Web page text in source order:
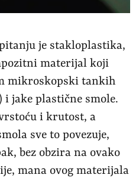
je stakloplastika,
materijal koji
mikroskopski tankih
jake plastične smole.
i krutost, a
sve to povezuje,
bez obzira na ovako
mana ovog materijala